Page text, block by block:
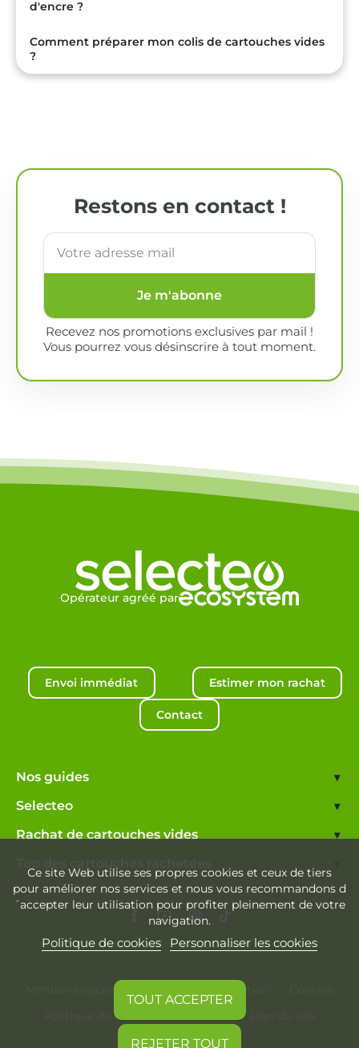
d'encre ?
Comment préparer mon colis de cartouches vides
?
Restons en contact !
Je m'abonne
Recevez nos promotions exclusives par mail !
Vous pourrez vous désinscrire à tout moment.
Opérateur agréé par
Envoi immédiat Estimer mon rachat
Contact
Nos guides ▾
Selecteo ▾
Rachat de cartouches vides ▾
Top des cartouches rachetées
Ce site Web utilise ses propres cookies et ceux de tiers
pour améliorer nos services et nous vous recommandons d
´accepter leur utilisation pour profiter pleinement de votre
navigation.
Politique de cookies Personnaliser les cookies
REJETER TOUT
TOUT ACCEPTER
Mentions légales Conditions d'utilisation
Cookies
Politique de confidentialité
Plan du site